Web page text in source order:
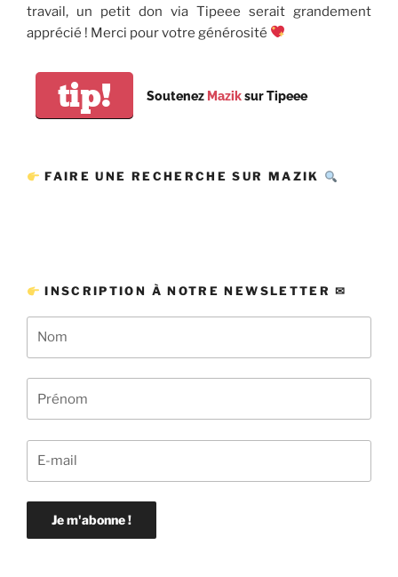
travail, un petit don via Tipeee serait grandement
apprécié ! Merci pour votre générosité
tip! Soutenez Maziksur Tipeee
FAIRE UNE RECHERCHE SUR MAZIK
INSCRIPTION À NOTRE NEWSLETTER ✉